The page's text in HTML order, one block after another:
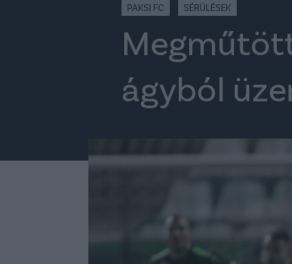
PAKSI FC SÉRÜLÉSEK
ágyból